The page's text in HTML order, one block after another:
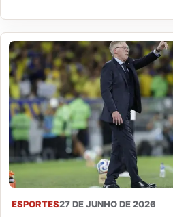
ESPORTES27 DE JUNHO DE 2026